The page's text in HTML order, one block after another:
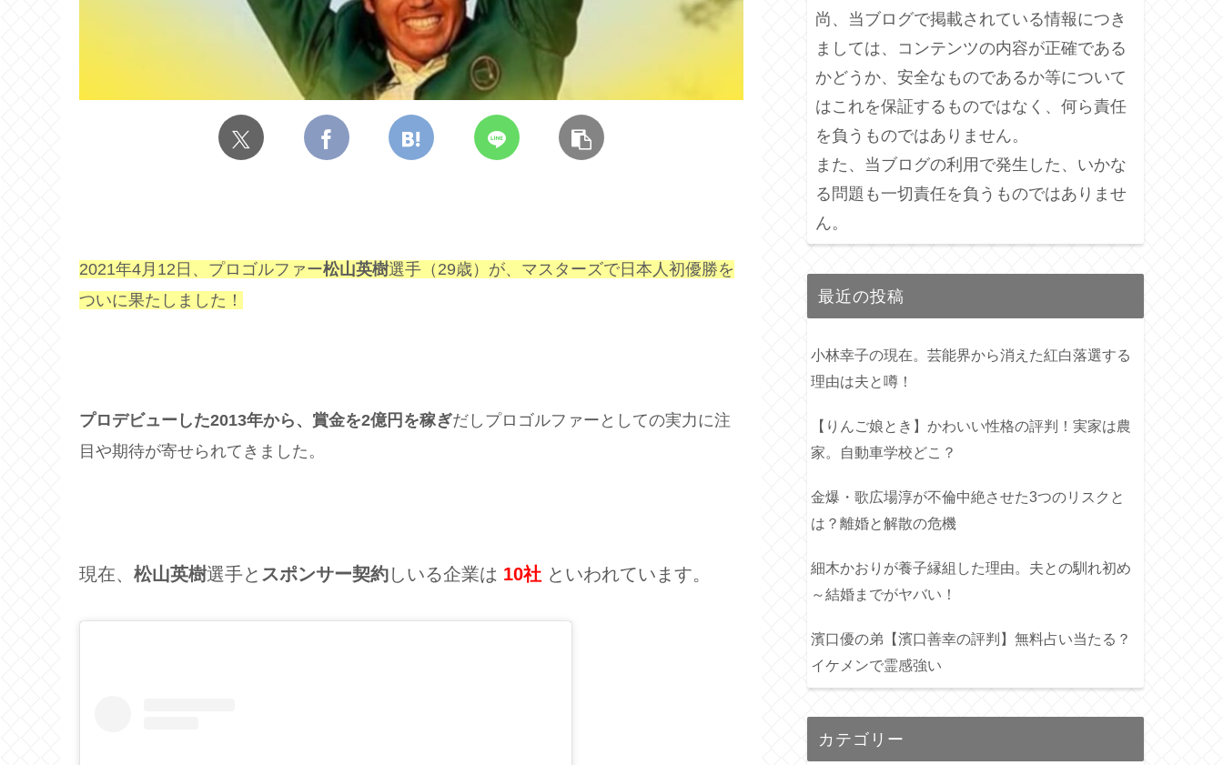
2021年4月12日、プロゴルファー松山英樹選手（29歳）が、マスターズで日本人初優勝を
ついに果たしました！
プロデビューした2013年から、賞金を2億円を稼ぎだしプロゴルファーとしての実力に注
目や期待が寄せられてきました。
現在、 松山英樹選手と スポンサー契約しいる企業は 10社 といわれています。
尚、当ブログで掲載されている情報につき
ましては、コンテンツの内容が正確である
かどうか、安全なものであるか等について
はこれを保証するものではなく、何ら責任
を負うものではありません。
また、当ブログの利用で発生した、いかな
る問題も一切責任を負うものではありませ
ん。
最近の投稿
小林幸子の現在。芸能界から消えた紅白落選する
理由は夫と噂！
【りんご娘とき】かわいい性格の評判！実家は農
家。自動車学校どこ？
金爆・歌広場淳が不倫中絶させた3つのリスクと
は？離婚と解散の危機
細木かおりが養子縁組した理由。夫との馴れ初め
～結婚までがヤバい！
濱口優の弟【濱口善幸の評判】無料占い当たる？
イケメンで霊感強い
カテゴリー